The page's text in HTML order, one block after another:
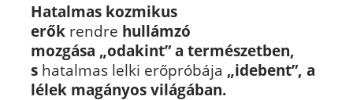
Hatalmas kozmikus
erők rendre hullámzó
mozgása „odakint” a természetben,
shatalmas lelki erőpróbája „idebent”, a
lélek magányos világában.